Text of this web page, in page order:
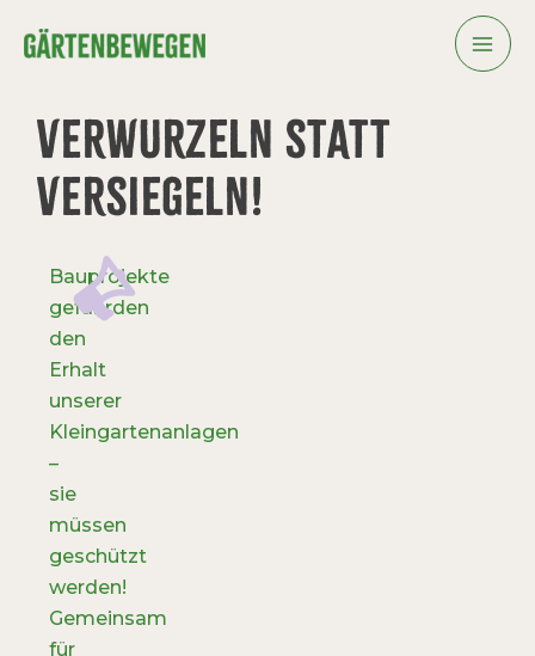
Inhalt
VERWURZELN STATT
VERSIEGELN!
Bauprojekte
gefährden
den
Erhalt
unserer
Kleingartenanlagen
–
sie
müssen
geschützt
werden!
Gemeinsam
für